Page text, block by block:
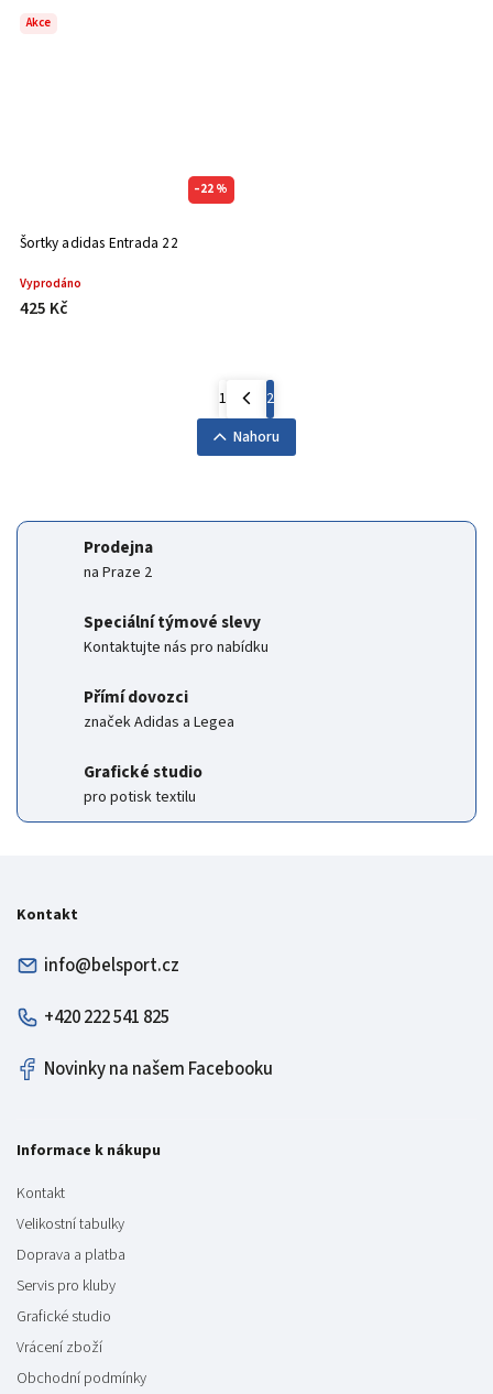
Akce
–22 %
Šortky adidas Entrada 22
Vyprodáno
425 Kč
1
2
Nahoru
Prodejna
na Praze 2
Speciální týmové slevy
Kontaktujte nás pro nabídku
Přímí dovozci
značek Adidas a Legea
Grafické studio
pro potisk textilu
Kontakt
info@belsport.cz
+420 222 541 825
Novinky na našem Facebooku
Informace k nákupu
Kontakt
Velikostní tabulky
Doprava a platba
Servis pro kluby
Grafické studio
Vrácení zboží
Obchodní podmínky